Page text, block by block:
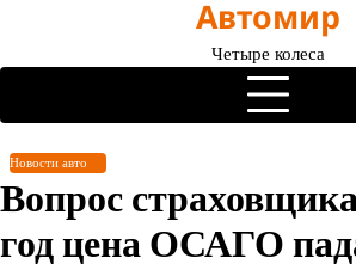
содержимому
Автомир
Четыре колеса
Новости авто
Вопрос
год цена ОСАГО